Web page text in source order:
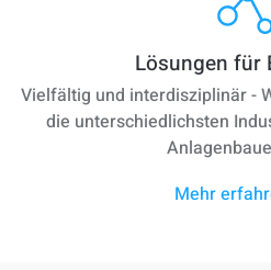
Lösungen für
Vielfältig und interdisziplinär -
die unterschiedlichsten
Mehr